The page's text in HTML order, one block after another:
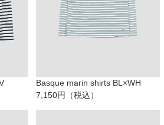
Basque marin shirts BL×WH
7,150円（税込）